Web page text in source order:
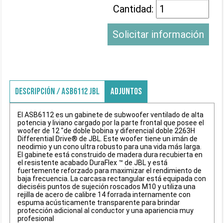
Cantidad:
Solicitar información
DESCRIPCIÓN / ASB6112 JBL ADJUNTOS
El ASB6112 es un gabinete de subwoofer ventilado de alta
potencia y liviano cargado por la parte frontal que posee el
woofer de 12 "de doble bobina y diferencial doble 2263H
Differential Drive® de JBL. Este woofer tiene un imán de
neodimio y un cono ultra robusto para una vida más larga.
El gabinete está construido de madera dura recubierta en
el resistente acabado DuraFlex ™ de JBL y está
fuertemente reforzado para maximizar el rendimiento de
baja frecuencia. La carcasa rectangular está equipada con
dieciséis puntos de sujeción roscados M10 y utiliza una
rejilla de acero de calibre 14 forrada internamente con
espuma acústicamente transparente para brindar
protección adicional al conductor y una apariencia muy
profesional